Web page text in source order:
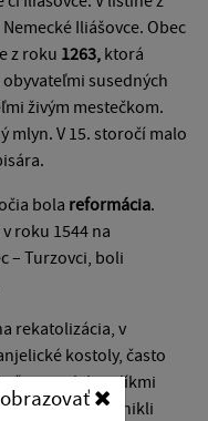
Iliášovce. Obec
z roku 1263, ktorá
susedných
živým mestečkom.
mlyn. V 15. storočí malo
bola reformácia.
roku 1544 na
– Turzovci, boli
rekatolizácia, v
kostoly, často
katolíkmi
kňazov však zanikli